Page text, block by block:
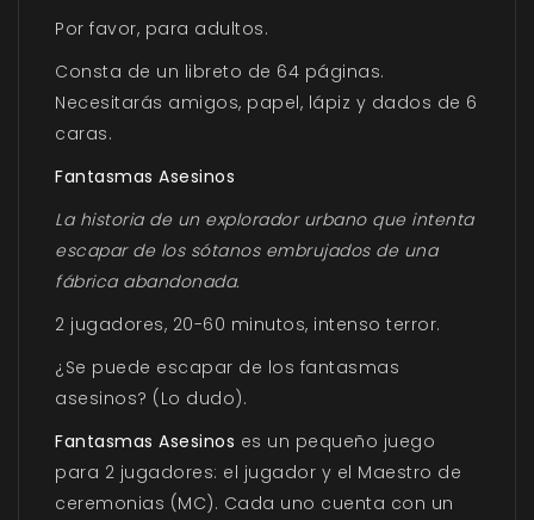
Por favor, para adultos.
Consta de un libreto de 64 páginas.
Necesitarás amigos, papel, lápiz y dados de 6
caras.
Fantasmas Asesinos
La historia de un explorador urbano que intenta
escapar de los sótanos embrujados de una
fábrica abandonada.
2 jugadores, 20-60 minutos, intenso terror.
¿Se puede escapar de los fantasmas
asesinos? (Lo dudo).
Fantasmas Asesinos es un pequeño juego
para 2 jugadores: el jugador y el Maestro de
ceremonias (MC). Cada uno cuenta con un